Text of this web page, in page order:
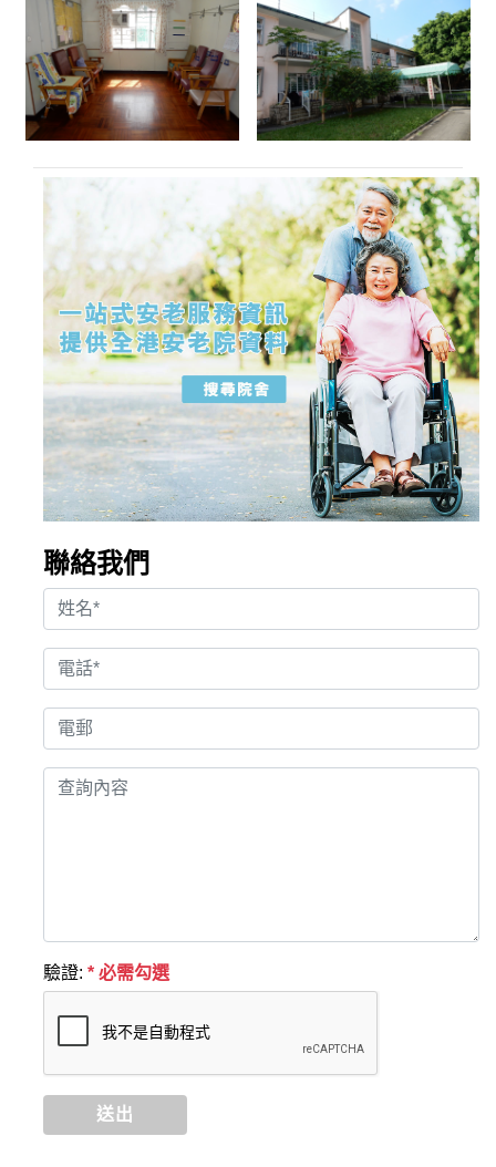
聯絡我們
驗證: * 必需勾選
送出